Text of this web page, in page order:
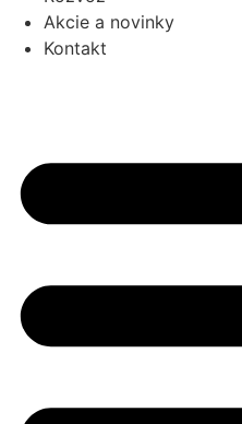
Akcie a novinky
Kontakt